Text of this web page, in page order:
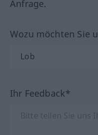
Anfrage.
Wozu möchten Sie
Ihr Feedback*